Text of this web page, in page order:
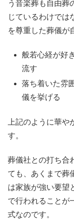
う音楽葬も自由葬
じているわけでは
を尊重した葬儀が
般若心経が好
流す
落ち着いた雰
儀を挙げる
上記のように華
す。
葬儀社との打ち合
ても、あくまで葬
は家族が強い要望
で行われることが
式なのです。